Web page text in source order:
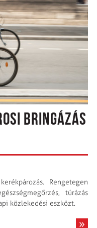
BRINGÁZÁS
Rengetegen
túrázás
közlekedési eszközt.